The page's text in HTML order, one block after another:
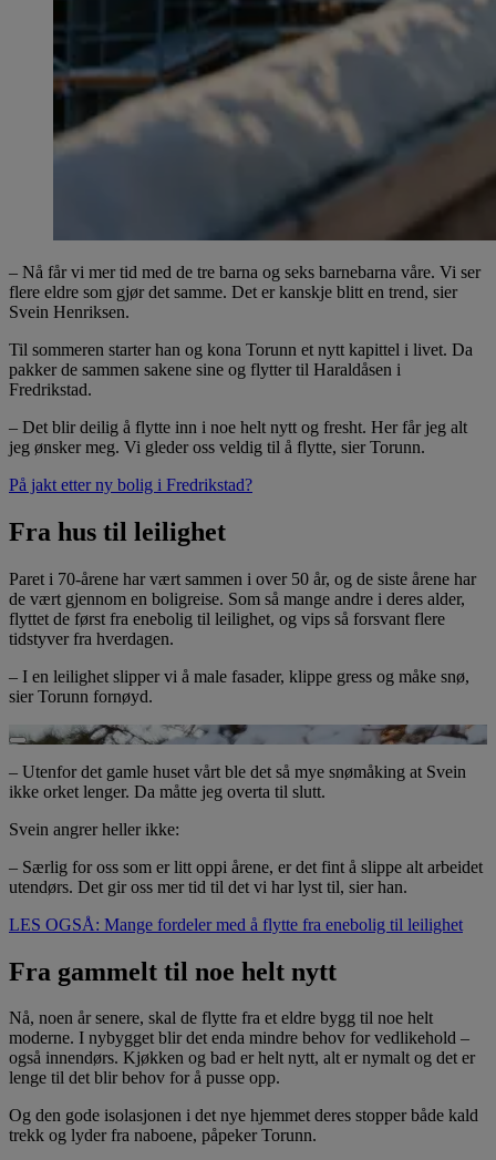
– Nå får vi mer tid med de tre barna og seks barnebarna våre. Vi ser
flere eldre som gjør det samme. Det er kanskje blitt en trend, sier
Svein Henriksen.
Til sommeren starter han og kona Torunn et nytt kapittel i livet. Da
pakker de sammen sakene sine og flytter til Haraldåsen i
Fredrikstad.
– Det blir deilig å flytte inn i noe helt nytt og fresht. Her får jeg alt
jeg ønsker meg. Vi gleder oss veldig til å flytte, sier Torunn.
På jakt etter ny bolig i Fredrikstad?
Fra hus til leilighet
Paret i 70-årene har vært sammen i over 50 år, og de siste årene har
de vært gjennom en boligreise. Som så mange andre i deres alder,
flyttet de først fra enebolig til leilighet, og vips så forsvant flere
tidstyver fra hverdagen.
– I en leilighet slipper vi å male fasader, klippe gress og måke snø,
sier Torunn fornøyd.
Spill av video
– Utenfor det gamle huset vårt ble det så mye snømåking at Svein
ikke orket lenger. Da måtte jeg overta til slutt.
Svein angrer heller ikke:
– Særlig for oss som er litt oppi årene, er det fint å slippe alt arbeidet
utendørs. Det gir oss mer tid til det vi har lyst til, sier han.
LES OGSÅ: Mange fordeler med å flytte fra enebolig til leilighet
Fra gammelt til noe helt nytt
Nå, noen år senere, skal de flytte fra et eldre bygg til noe helt
moderne. I nybygget blir det enda mindre behov for vedlikehold –
også innendørs. Kjøkken og bad er helt nytt, alt er nymalt og det er
lenge til det blir behov for å pusse opp.
Og den gode isolasjonen i det nye hjemmet deres stopper både kald
trekk og lyder fra naboene, påpeker Torunn.